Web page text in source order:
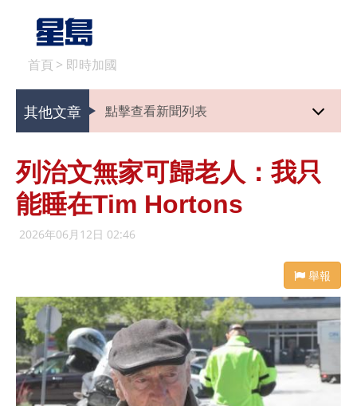
首頁 > 即時加國
其他文章 點擊查看新聞列表
列治文無家可歸老人：我只
能睡在Tim Hortons
2026年06月12日 02:46
舉報